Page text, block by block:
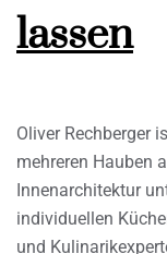
lassen
Oliver Rechberger
mehreren Hauben
Innenarchitektur
individuellen
und